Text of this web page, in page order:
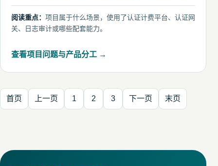
业务。
阅读重点： 项目属于什么场景，使用了认证计费平台、认证网
关、日志审计或哪些配套能力。
查看项目问题与产品分工 →
首页 上一页 1 2 3 下一页 末页